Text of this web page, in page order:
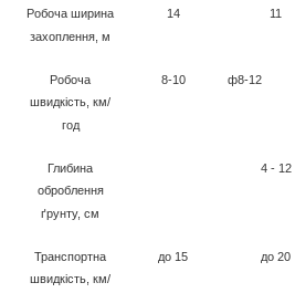
Робоча ширина
захоплення, м
14 11
Робоча
швидкість, км/
год
8-10 ф8-12
Глибина
оброблення
ґрунту, см
4 - 12
Транспортна
швидкість, км/
до 15 до 20